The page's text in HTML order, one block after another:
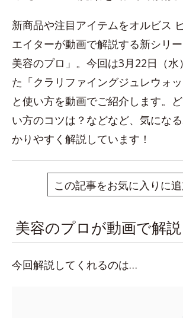
新商品や注目アイテムをオルビス
エイターが動画で解説する新シリー
美容のプロ」。今回は3月22日（水
た「クラリファイングジュレウォ
と使い方を動画でご紹介します。
い方のコツは？などなど、気にな
かりやすく解説しています！
この記事をお気に入りに
美容のプロが動画で解説
今回解説してくれるのは…